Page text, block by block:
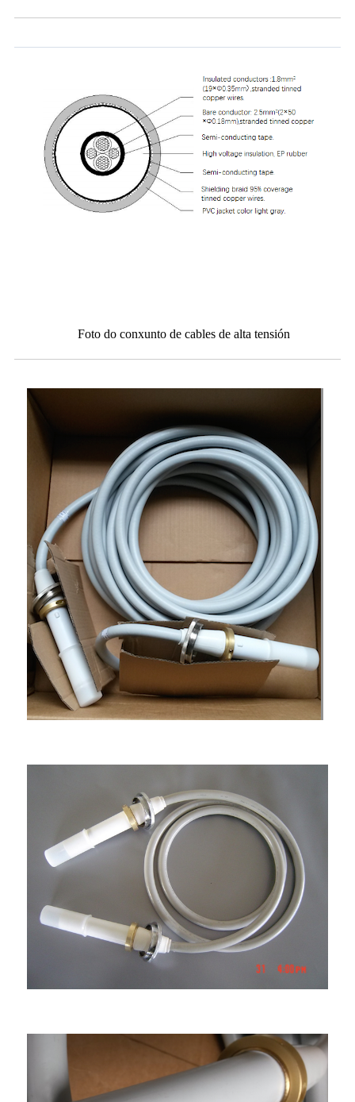
Foto do conxunto de cables de alta tensión